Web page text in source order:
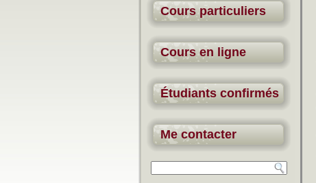
Cours particuliers
Cours en ligne
Étudiants confirmés
Me contacter